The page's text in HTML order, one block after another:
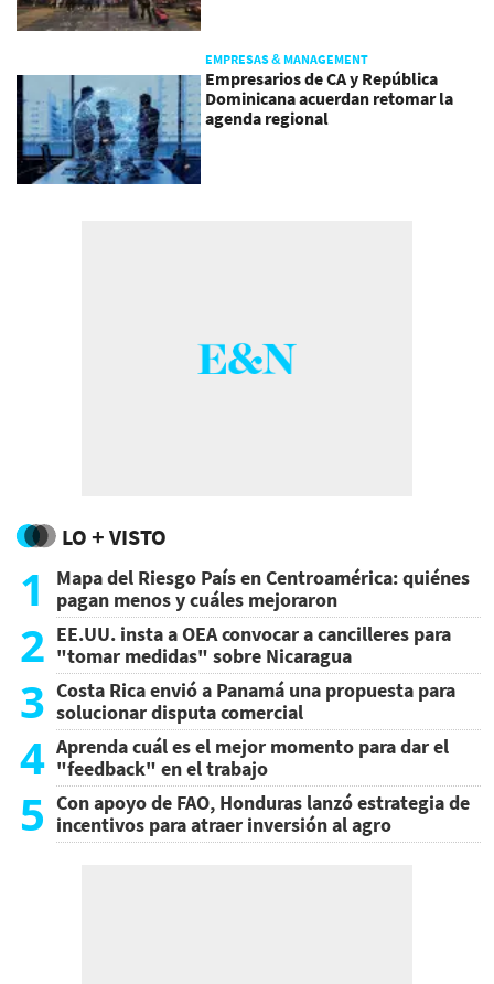
EMPRESAS & MANAGEMENT
Empresarios de CA y República
Dominicana acuerdan retomar la
agenda regional
LO + VISTO
1
Mapa del Riesgo País en Centroamérica: quiénes
pagan menos y cuáles mejoraron
2 EE.UU. insta a OEA convocar a cancilleres para
"tomar medidas" sobre Nicaragua
3 Costa Rica envió a Panamá una propuesta para
solucionar disputa comercial
4 Aprenda cuál es el mejor momento para dar el
"feedback" en el trabajo
5 Con apoyo de FAO, Honduras lanzó estrategia de
incentivos para atraer inversión al agro